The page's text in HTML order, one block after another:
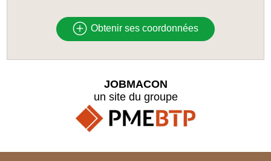
Obtenir ses coordonnées
JOBMACON
un site du groupe